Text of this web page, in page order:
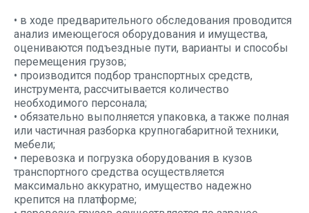
• в ходе предварительного обследования проводится
анализ имеющегося оборудования и имущества,
оцениваются подъездные пути, варианты и способы
перемещения грузов;
• производится подбор транспортных средств,
инструмента, рассчитывается количество
необходимого персонала;
• обязательно выполняется упаковка, а также полная
или частичная разборка крупногабаритной техники,
мебели;
• перевозка и погрузка оборудования в кузов
транспортного средства осуществляется
максимально аккуратно, имущество надежно
крепится на платформе;